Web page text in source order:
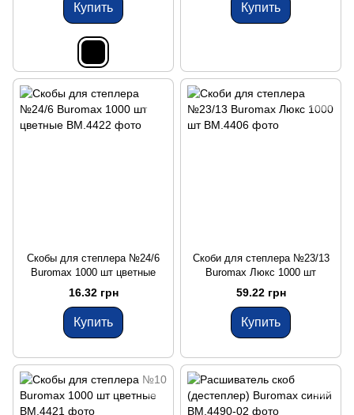
Купить Купить
Скобы для степлера №24/6
Buromax 1000 шт цветные
16.32 грн
Купить
Скоби для степлера №23/13
Buromax Люкс 1000 шт
59.22 грн
Купить